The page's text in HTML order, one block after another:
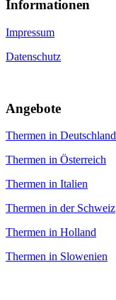
Informa­tionen
Impressum
Datenschutz
An­gebote
Thermen in Deutschland
Thermen in Österreich
Thermen in Italien
Thermen in der Schweiz
Thermen in Holland
Thermen in Slowenien